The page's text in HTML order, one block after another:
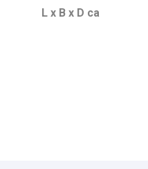
L x B x D ca